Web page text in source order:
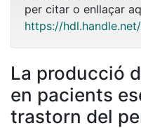
per citar o enllaçar
https://
La producció
en pacients
trastorn del